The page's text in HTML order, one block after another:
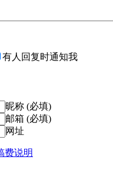
有人回复时通知我
昵称 (必填)
邮箱 (必填)
网址